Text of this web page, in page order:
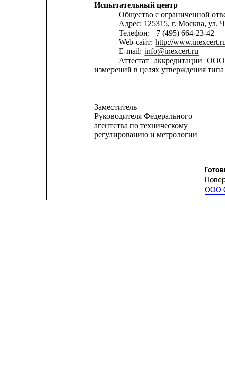
Испытательный центр
Общество с ограниченной
Адрес: 125315, г. Москва, ул.
Телефон: +7 (495) 664-23-42
Web-сайт: http://
E-mail: info@inexcert.ru
Аттестат
аккредитации ООО
измерений в целях утверждения
Заместитель
Руководителя Федерального
агентства по техническому
регулированию и метрологии
ООО